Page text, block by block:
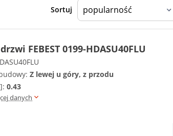
Sortuj
FEBEST 0199-HDASU40FLU
Z lewej u góry, z przodu
0.43
danych